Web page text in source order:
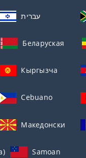
עברית
Беларуская
Кыргызча
Cebuano
Македонски
Samoan